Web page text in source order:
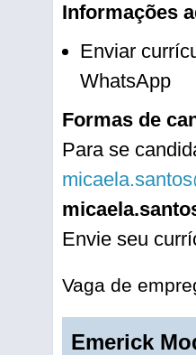
Informações
Enviar
WhatsApp
Formas de
Para se
Envie seu
Vaga de
Emerick